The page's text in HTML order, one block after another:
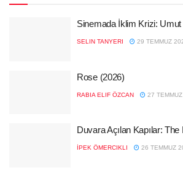
Sinemada İklim Krizi: Umut
SELIN TANYERI 29 TEMMUZ
Rose (2026)
RABIA ELIF ÖZCAN 27
Duvara Açılan Kapılar:
İPEK ÖMERCIKLI 26 TEMMUZ